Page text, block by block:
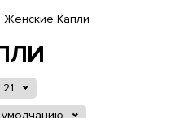
Женские Капли
21